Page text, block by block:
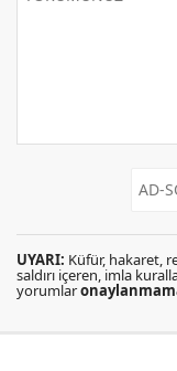
UYARI: Küfür, hakaret,
saldırı içeren, imla
yorumlar